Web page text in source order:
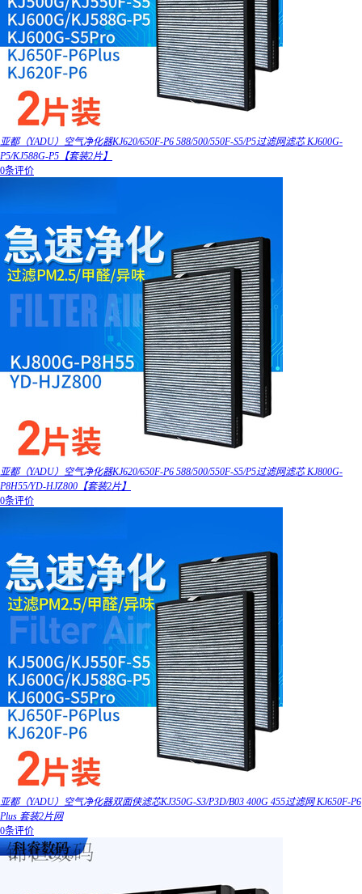
亚都（YADU）空气净化器KJ620/650F-P6 588/500/550F-S5/P5过滤网滤芯 KJ600G-
P5/KJ588G-P5【套装2片】
0条评价
亚都（YADU）空气净化器KJ620/650F-P6 588/500/550F-S5/P5过滤网滤芯 KJ800G-
P8H55/YD-HJZ800【套装2片】
0条评价
亚都（YADU）空气净化器双面侠滤芯KJ350G-S3/P3D/B03 400G 455过滤网 KJ650F-P6
Plus 套装2片网
0条评价